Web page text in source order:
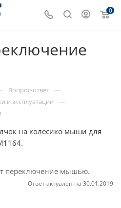
0
Вопрос-ответ —
и эксплуатации —
на колесико мыши для
переключение мышью.
Ответ актуален на 30.01.2019